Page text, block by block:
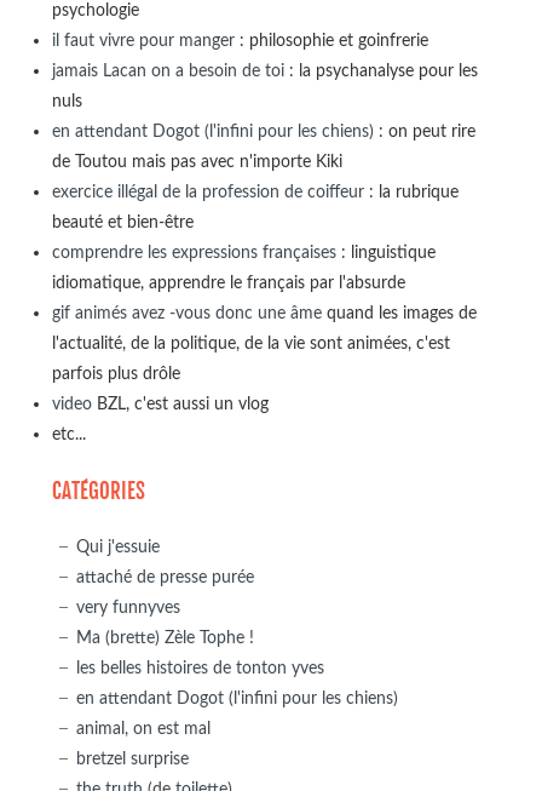
psychologie
il faut vivre pour manger: philosophie et goinfrerie
jamais Lacan on a besoin de toi: la psychanalyse pour les
nuls
en attendant Dogot (l'infini pour les chiens): on peut rire
de Toutou mais pas avec n'importe Kiki
exercice illégal de la profession de coiffeur: la rubrique
beauté et bien-être
comprendre les expressions françaises: linguistique
idiomatique, apprendre le français par l'absurde
gif animés avez -vous donc une âmequand les images de
l'actualité, de la politique, de la vie sont animées, c'est
parfois plus drôle
videoBZL, c'est aussi un vlog
etc...
CATÉGORIES
Qui j'essuie
attaché de presse purée
very funnyves
Ma (brette) Zèle Tophe !
les belles histoires de tonton yves
en attendant Dogot (l'infini pour les chiens)
animal, on est mal
bretzel surprise